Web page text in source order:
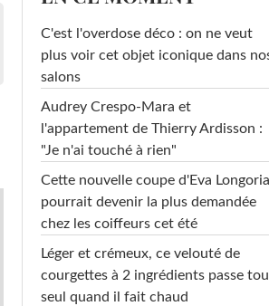
C'est l'overdose déco : on ne veut
plus voir cet objet iconique dans
salons
Audrey Crespo-Mara et
l'appartement de Thierry Ardisson :
"Je n'ai touché à rien"
Cette nouvelle coupe d'Eva Longoria
pourrait devenir la plus demandée
chez les coiffeurs cet été
Léger et crémeux, ce velouté de
courgettes à 2 ingrédients passe
seul quand il fait chaud